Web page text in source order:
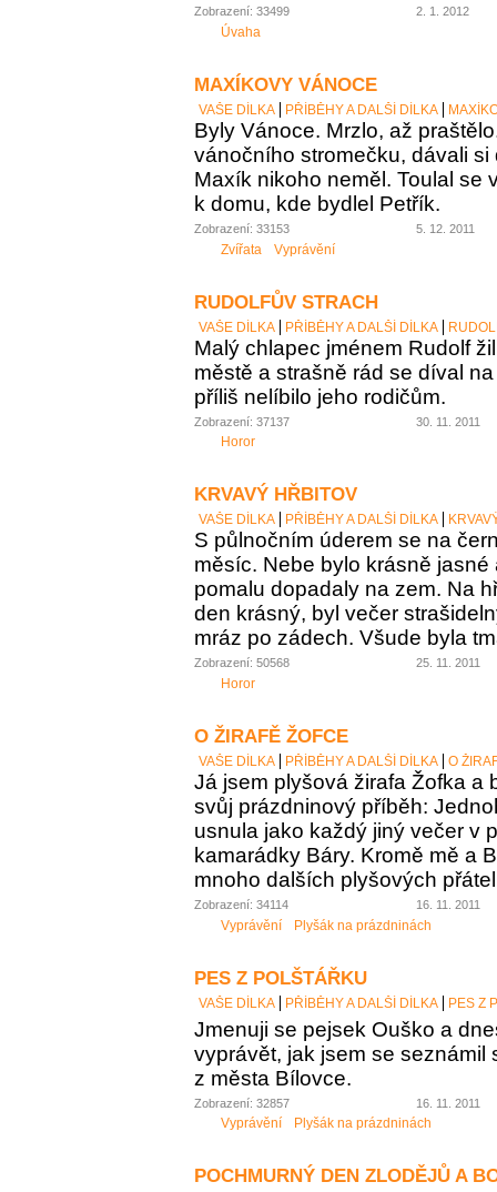
Zobrazení: 33499 2. 1. 2012
Úvaha
MAXÍKOVY VÁNOCE
VAŠE DÍLKA PŘÍBĚHY A DALŠÍ DÍLKA
Byly Vánoce. Mrzlo, až
vánočního stromečku, dávali si
Maxík nikoho neměl. Toulal se
k domu, kde bydlel Petřík.
Zobrazení: 33153 5. 12. 2011
Zvířata Vyprávění
RUDOLFŮV STRACH
VAŠE DÍLKA PŘÍBĚHY A DALŠÍ DÍLKA
Malý chlapec jménem Rudolf
městě a strašně rád se díval
příliš nelíbilo jeho rodičům.
Zobrazení: 37137 30. 11. 2011
Horor
KRVAVÝ HŘBITOV
VAŠE DÍLKA PŘÍBĚHY A DALŠÍ DÍLKA
S půlnočním úderem se na
měsíc. Nebe bylo krásně jasné
pomalu dopadaly na zem. Na
den krásný, byl večer
mráz po zádech. Všude byla
Zobrazení: 50568 25. 11. 2011
Horor
O ŽIRAFĚ ŽOFCE
VAŠE DÍLKA PŘÍBĚHY A DALŠÍ DÍLKA O
Já jsem plyšová žirafa Žofka a
svůj prázdninový příběh:
usnula jako každý jiný večer v
kamarádky Báry. Kromě mě a
mnoho dalších plyšových
Zobrazení: 34114 16. 11. 2011
Vyprávění Plyšák na prázdninách
PES Z POLŠTÁŘKU
VAŠE DÍLKA PŘÍBĚHY A DALŠÍ DÍLKA PES Z
Jmenuji se pejsek Ouško a
vyprávět, jak jsem se seznámil
z města Bílovce.
Zobrazení: 32857 16. 11. 2011
Vyprávění Plyšák na prázdninách
POCHMURNÝ DEN ZLODĚJŮ A